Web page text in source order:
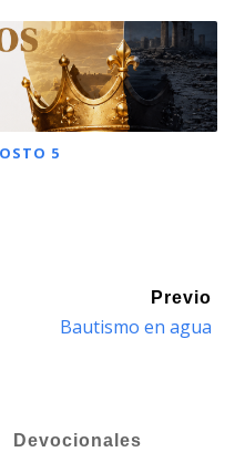
5
Previo
Bautismo en agua
Devocionales